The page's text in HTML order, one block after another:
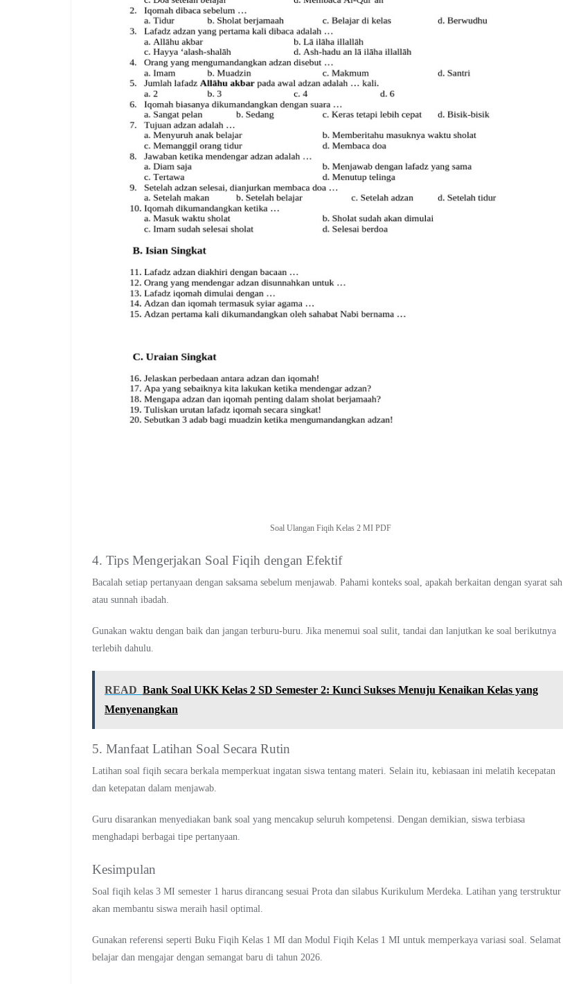
Soal Ulangan Fiqih Kelas 2 MI PDF
4. Tips Mengerjakan Soal Fiqih dengan Efektif
Bacalah setiap pertanyaan dengan saksama sebelum menjawab. Pahami konteks soal, apakah berkaitan dengan syarat sah
atau sunnah ibadah.
Gunakan waktu dengan baik dan jangan terburu-buru. Jika menemui soal sulit, tandai dan lanjutkan ke soal berikutnya
terlebih dahulu.
READ Bank Soal UKK Kelas 2 SD Semester 2: Kunci Sukses Menuju Kenaikan Kelas yang
Menyenangkan
5. Manfaat Latihan Soal Secara Rutin
Latihan soal fiqih secara berkala memperkuat ingatan siswa tentang materi. Selain itu, kebiasaan ini melatih kecepatan
dan ketepatan dalam menjawab.
Guru disarankan menyediakan bank soal yang mencakup seluruh kompetensi. Dengan demikian, siswa terbiasa
menghadapi berbagai tipe pertanyaan.
Kesimpulan
Soal fiqih kelas 3 MI semester 1 harus dirancang sesuai Prota dan silabus Kurikulum Merdeka. Latihan yang terstruktur
akan membantu siswa meraih hasil optimal.
Gunakan referensi seperti Buku Fiqih Kelas 1 MI dan Modul Fiqih Kelas 1 MI untuk memperkaya variasi soal. Selamat
belajar dan mengajar dengan semangat baru di tahun 2026.